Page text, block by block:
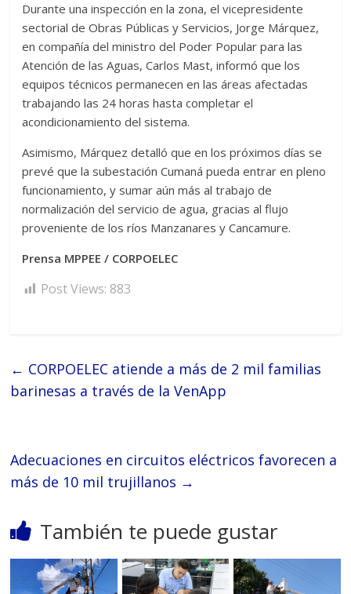
Durante una inspección en la zona, el vicepresidente
sectorial de Obras Públicas y Servicios, Jorge Márquez,
en compañía del ministro del Poder Popular para las
Atención de las Aguas, Carlos Mast, informó que los
equipos técnicos permanecen en las áreas afectadas
trabajando las 24 horas hasta completar el
acondicionamiento del sistema.
Asimismo, Márquez detalló que en los próximos días se
prevé que la subestación Cumaná pueda entrar en pleno
funcionamiento, y sumar aún más al trabajo de
normalización del servicio de agua, gracias al flujo
proveniente de los ríos Manzanares y Cancamure.
Prensa MPPEE / CORPOELEC
Post Views: 883
← CORPOELEC atiende a más de 2 mil familias
barinesas a través de la VenApp
Adecuaciones en circuitos eléctricos favorecen a
más de 10 mil trujillanos →
También te puede gustar